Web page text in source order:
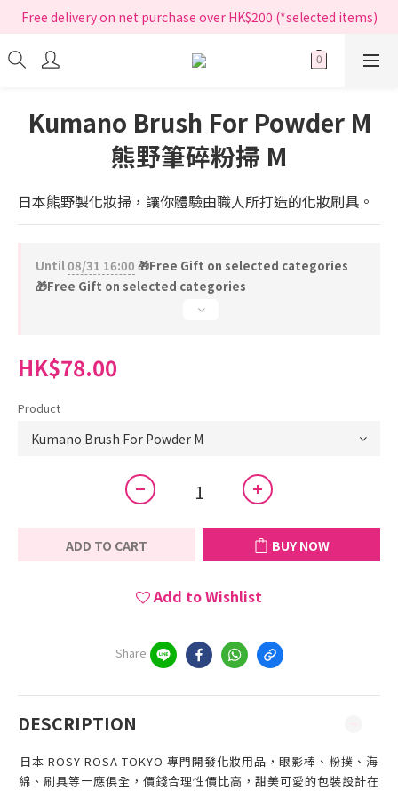
指定正價產品買滿$200享免運費
Free delivery on net purchase over HK$200 (*selected items)
指定正價產品買滿$200享免運費
Kumano Brush For Powder M
熊野筆碎粉掃 M
日本熊野製化妝掃，讓你體驗由職人所打造的化妝刷具。
Until08/31 16:00 🎁Free Gift on selected categories
🎁Free Gift on selected categories
HK$78.00
Product
ADD TO CART BUY NOW
Add to Wishlist
Share
DESCRIPTION
日本 ROSY ROSA TOKYO 專門開發化妝用品，眼影棒、粉撲、海
綿、刷具等一應俱全，價錢合理性價比高，甜美可愛的包裝設計在